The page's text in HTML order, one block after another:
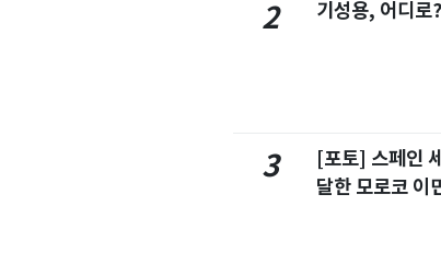
2 기성용, 어디로?
3
[포토] 스페인
달한 모로코 이